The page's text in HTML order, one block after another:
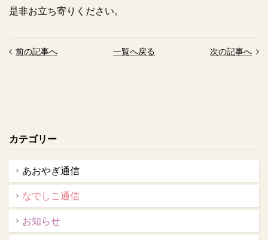
是非お立ち寄りください。
前の記事へ 一覧へ戻る 次の記事へ
カテゴリー
あおやぎ通信
なでしこ通信
お知らせ